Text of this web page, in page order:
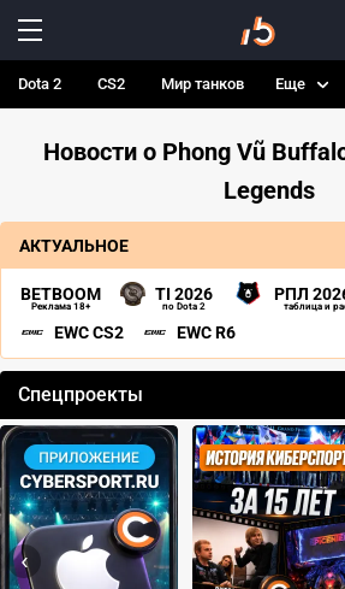
Dota 2 CS2 Мир танков Еще
Новости о Phong Vũ
Legends
АКТУАЛЬНОЕ
BETBOOM
Реклама 18+
TI 2026
по Dota 2
РПЛ
таблица и
EWC CS2 EWC R6
Спецпроекты
‹